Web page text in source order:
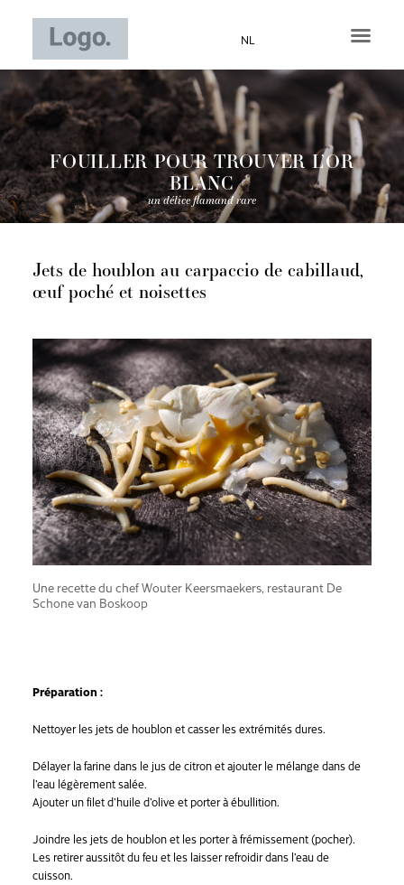
NL
FOUILLER POUR TROUVER L’OR
BLANC
un délice flamand rare
Jets de houblon au carpaccio de cabillaud,
œuf poché et noisettes
Une recette du chef Wouter Keersmaekers, restaurant De
Schone van Boskoop
Préparation :
Nettoyer les jets de houblon et casser les extrémités dures.
Délayer la farine dans le jus de citron et ajouter le mélange dans de
l’eau légèrement salée.
Ajouter un filet d’huile d’olive et porter à ébullition.
Joindre les jets de houblon et les porter à frémissement (pocher).
Les retirer aussitôt du feu et les laisser refroidir dans l’eau de
cuisson.